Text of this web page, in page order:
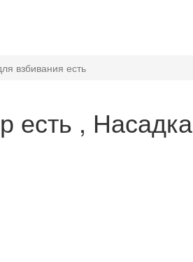
взбивания есть
есть , Насадка